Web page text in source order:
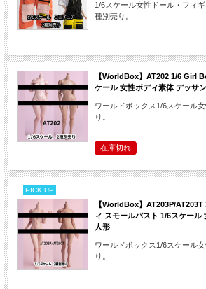
1/6スケール女性ドール・フィ
種別売り。
【WorldBox】AT202 1/6 Girl
ケール 女性ボディ素体 デッサ
ワールドボックス1/6スケール
り。
在庫切れ
PICK UP
【WorldBox】AT203P/
ィ スモールバスト 1/6スケール
人形
ワールドボックス1/6スケール
り。